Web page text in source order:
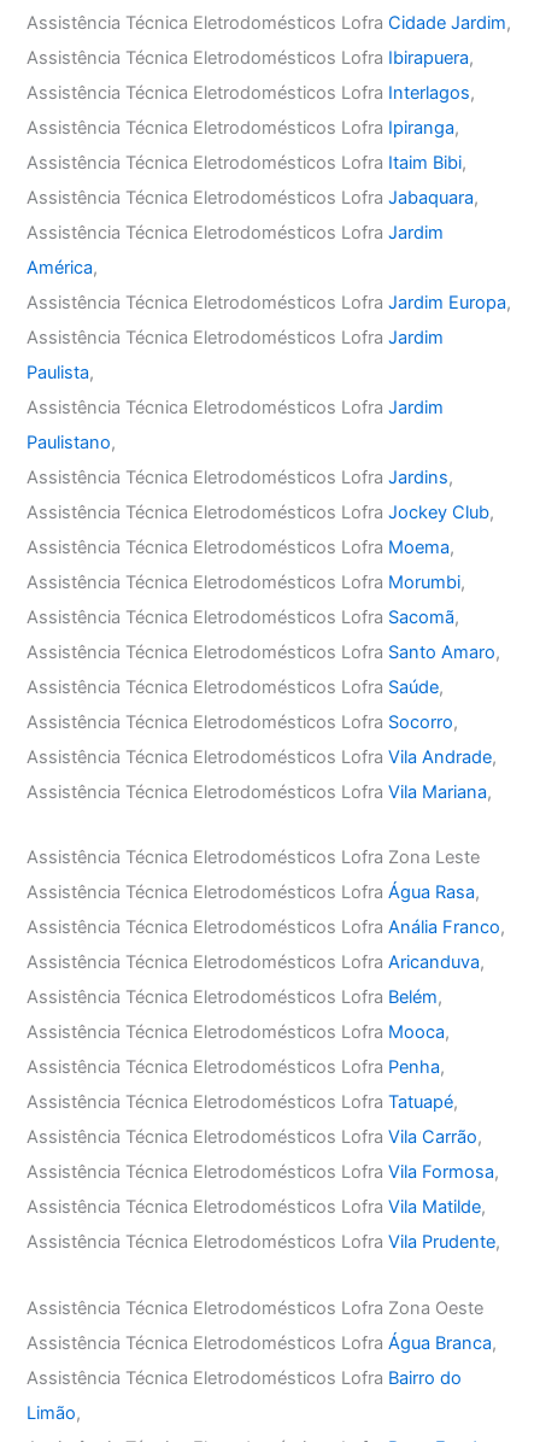
Assistência Técnica Eletrodomésticos LofraCidade Jardim,
Assistência Técnica Eletrodomésticos Lofra Ibirapuera,
Assistência Técnica Eletrodomésticos Lofra Interlagos,
Assistência Técnica Eletrodomésticos Lofra Ipiranga,
Assistência Técnica Eletrodomésticos Lofra Itaim Bibi,
Assistência Técnica Eletrodomésticos LofraJabaquara,
Assistência Técnica Eletrodomésticos LofraJardim
América,
Assistência Técnica Eletrodomésticos LofraJardim Europa,
Assistência Técnica Eletrodomésticos LofraJardim
Paulista,
Assistência Técnica Eletrodomésticos LofraJardim
Paulistano,
Assistência Técnica Eletrodomésticos LofraJardins,
Assistência Técnica Eletrodomésticos LofraJockey Club,
Assistência Técnica Eletrodomésticos Lofra Moema,
Assistência Técnica Eletrodomésticos Lofra Morumbi,
Assistência Técnica Eletrodomésticos Lofra Sacomã,
Assistência Técnica Eletrodomésticos Lofra Santo Amaro,
Assistência Técnica Eletrodomésticos Lofra Saúde,
Assistência Técnica Eletrodomésticos Lofra Socorro,
Assistência Técnica Eletrodomésticos LofraVila Andrade,
Assistência Técnica Eletrodomésticos LofraVila Mariana,
Assistência Técnica Eletrodomésticos Lofra Zona Leste
Assistência Técnica Eletrodomésticos LofraÁgua Rasa,
Assistência Técnica Eletrodomésticos LofraAnália Franco,
Assistência Técnica Eletrodomésticos LofraAricanduva,
Assistência Técnica Eletrodomésticos Lofra Belém,
Assistência Técnica Eletrodomésticos Lofra Mooca,
Assistência Técnica Eletrodomésticos Lofra Penha,
Assistência Técnica Eletrodomésticos LofraTatuapé,
Assistência Técnica Eletrodomésticos LofraVila Carrão,
Assistência Técnica Eletrodomésticos LofraVila Formosa,
Assistência Técnica Eletrodomésticos LofraVila Matilde,
Assistência Técnica Eletrodomésticos LofraVila Prudente,
Assistência Técnica Eletrodomésticos Lofra Zona Oeste
Assistência Técnica Eletrodomésticos LofraÁgua Branca,
Assistência Técnica Eletrodomésticos Lofra Bairro do
Limão,